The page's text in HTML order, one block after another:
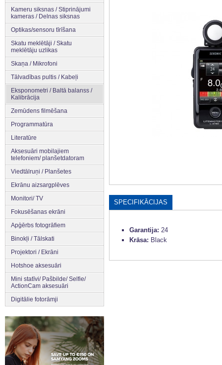
Kameru siksnas / Stiprinājumi
kameras / Delnas siksnas
Optikas/sensoru tīrīšana
Skatu meklētāji / Skatu
meklētāju uzlikas
Skaņa / Mikrofoni
Tālvadības pultis / Kabeļi
Eksponometri / Baltā balanss /
Kalibrācija
Zemūdens filmēšana
Programmatūra
Literatūre
Aksesuāri mobilajiem
telefoniem/ planšetdatoram
Viedtālruņi / Planšetes
Ekrānu aizsargplēves
Monitori/ TV
Fokusēšanas ekrāni
Apģērbs fotogrāfiem
Binokļi / Tālskati
Projektori / Ekrāni
Hotshoe aksesuāri
Mini statīvi/ Pašbilde/ Selfie/
ActionCam aksesuāri
Digitālie fotorāmji
SPECIFIKĀCIJAS
Garantija: 24
Krāsa: Black